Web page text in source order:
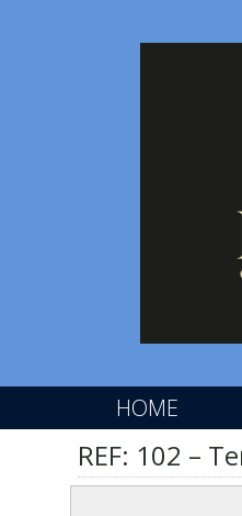
HOME
REF: 102 –